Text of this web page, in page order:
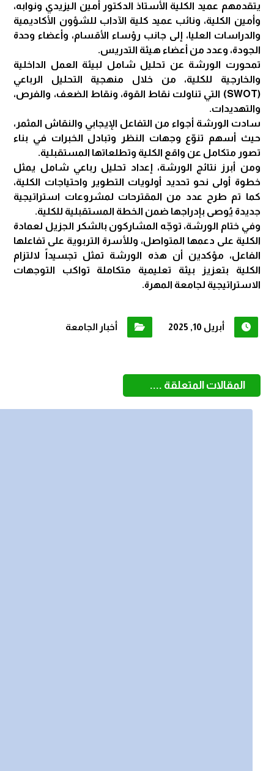
يتقدمهم عميد الكلية الأستاذ الدكتور أمين اليزيدي ونوابه،
وأمين الكلية، ونائب عميد كلية الآداب للشؤون الأكاديمية
والدراسات العليا، إلى جانب رؤساء الأقسام، وأعضاء وحدة
الجودة، وعدد من أعضاء هيئة التدريس.
تمحورت الورشة عن تحليل شامل لبيئة العمل الداخلية
والخارجية للكلية، من خلال منهجية التحليل الرباعي
(SWOT) التي تناولت نقاط القوة، ونقاط الضعف، والفرص،
والتهديدات.
سادت الورشة أجواء من التفاعل الإيجابي والنقاش المثمر،
حيث أسهم تنوّع وجهات النظر وتبادل الخبرات في بناء
تصور متكامل عن واقع الكلية وتطلعاتها المستقبلية.
ومن أبرز نتائج الورشة، إعداد تحليل رباعي شامل يمثل
خطوة أولى نحو تحديد أولويات التطوير واحتياجات الكلية،
كما تم طرح عدد من المقترحات لمشروعات استراتيجية
جديدة يُوصى بإدراجها ضمن الخطة المستقبلية للكلية.
وفي ختام الورشة، توجّه المشاركون بالشكر الجزيل لعمادة
الكلية على دعمها المتواصل، وللأسرة التربوية على تفاعلها
الفاعل، مؤكدين أن هذه الورشة تمثل تجسيداً لالتزام
الكلية بتعزيز بيئة تعليمية متكاملة تواكب التوجهات
الاستراتيجية لجامعة المهرة.
أبريل 10, 2025 أخبار الجامعة
المقالات المتعلقة ....